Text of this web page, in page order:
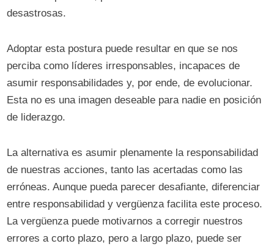
desastrosas.
Adoptar esta postura puede resultar en que se nos
perciba como líderes irresponsables, incapaces de
asumir responsabilidades y, por ende, de evolucionar.
Esta no es una imagen deseable para nadie en posición
de liderazgo.
La alternativa es asumir plenamente la responsabilidad
de nuestras acciones, tanto las acertadas como las
erróneas. Aunque pueda parecer desafiante, diferenciar
entre responsabilidad y vergüenza facilita este proceso.
La vergüenza puede motivarnos a corregir nuestros
errores a corto plazo, pero a largo plazo, puede ser